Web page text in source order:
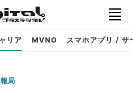
リア MVNO スマホアプリ / サ
局